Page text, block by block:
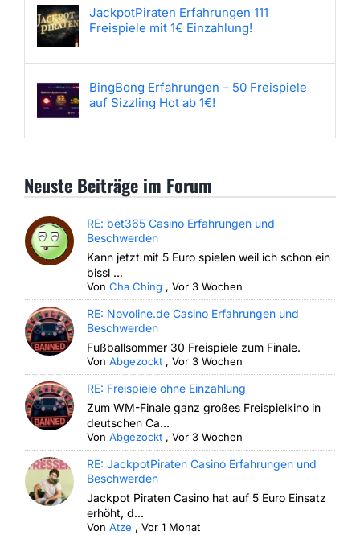
JackpotPiraten Erfahrungen 111
Freispiele mit 1€ Einzahlung!
BingBong Erfahrungen – 50 Freispiele
auf Sizzling Hot ab 1€!
Neuste Beiträge im Forum
RE: bet365 Casino Erfahrungen und
Beschwerden
Kann jetzt mit 5 Euro spielen weil ich schon ein
bissl ...
VonCha Ching ,Vor 3 Wochen
RE: Novoline.de Casino Erfahrungen und
Beschwerden
Fußballsommer 30 Freispiele zum Finale.
VonAbgezockt ,Vor 3 Wochen
RE: Freispiele ohne Einzahlung
Zum WM-Finale ganz großes Freispielkino in
deutschen Ca...
VonAbgezockt ,Vor 3 Wochen
RE: JackpotPiraten Casino Erfahrungen und
Beschwerden
Jackpot Piraten Casino hat auf 5 Euro Einsatz
erhöht, d...
VonAtze ,Vor 1 Monat